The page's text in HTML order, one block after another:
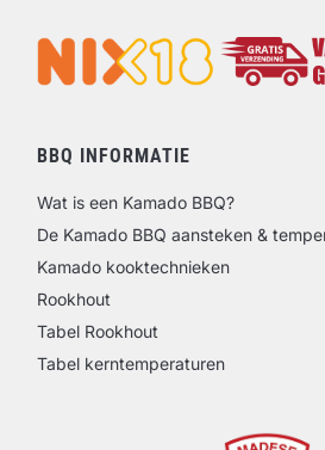
BBQ INFORMATIE
Wat is een Kamado BBQ?
De Kamado BBQ aansteken &
Kamado kooktechnieken
Rookhout
Tabel Rookhout
Tabel kerntemperaturen